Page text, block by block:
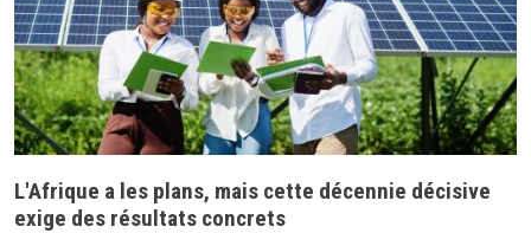
L'Afrique a les plans, mais cette décennie décisive
exige des résultats concrets